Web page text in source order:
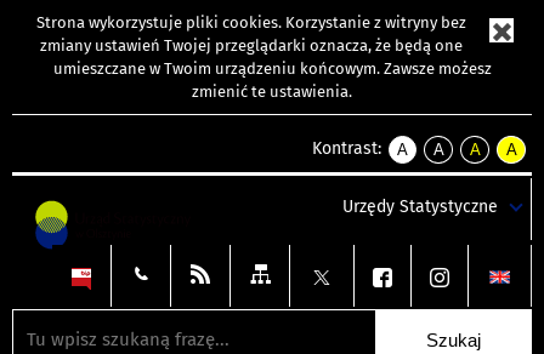
Strona wykorzystuje pliki cookies. Korzystanie z witryny bez
zmiany ustawień Twojej przeglądarki oznacza, że będą one
umieszczane w Twoim urządzeniu końcowym. Zawsze możesz
zmienić te ustawienia.
Kontrast:
A
kontrast
A
kontrast
tekst
czarnym
A
kontrast
tekst
czarnym
A
tekst
żółtym
Urzędy Statystyczne